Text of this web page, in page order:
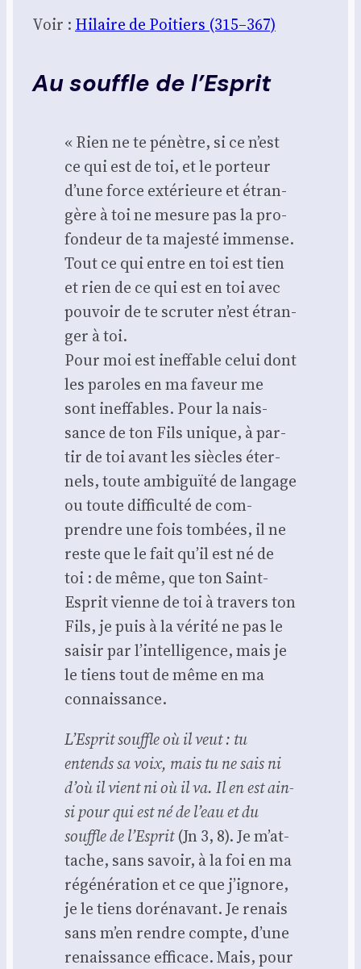
Voir : Hilaire de Poi­tiers (315–367)
Au souffle de l’Esprit
« Rien ne te pénètre, si ce n’est
ce qui est de toi, et le por­teur
d’une force exté­rieure et étran­
gère à toi ne mesure pas la pro­
fon­deur de ta majes­té immense.
Tout ce qui entre en toi est tien
et rien de ce qui est en toi avec
pou­voir de te scru­ter n’est étran­
ger à toi.
Pour moi est inef­fable celui dont
les paroles en ma faveur me
sont inef­fables. Pour la nais­
sance de ton Fils unique, à par­
tir de toi avant les siècles éter­
nels, toute ambi­guï­té de lan­gage
ou toute dif­fi­cul­té de com­
prendre une fois tom­bées, il ne
reste que le fait qu’il est né de
toi : de même, que ton Saint-
Esprit vienne de toi à tra­vers ton
Fils, je puis à la véri­té ne pas le
sai­sir par l’in­tel­li­gence, mais je
le tiens tout de même en ma
connais­sance.
L’Es­prit souffle où il veut : tu
entends sa voix, mais tu ne sais ni
d’où il vient ni où il va. Il en est ain­
si pour qui est né de l’eau et du
souffle de l’Es­prit(Jn 3, 8). Je m’at­
tache, sans savoir, à la foi en ma
régé­né­ra­tion et ce que j’i­gnore,
je le tiens doré­na­vant. Je renais
sans m’en rendre compte, d’une
renais­sance effi­cace. Mais, pour